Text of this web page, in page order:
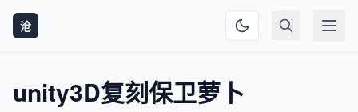
沧
unity3D复刻保卫萝卜